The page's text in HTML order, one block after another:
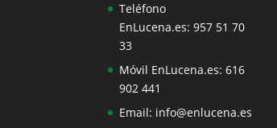
Teléfono
EnLucena.es: 957 51 70
33
Móvil EnLucena.es:616
902 441
Email: info@enlucena.es